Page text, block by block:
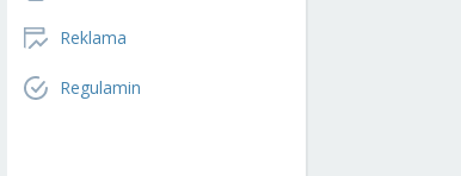
Reklama
Regulamin